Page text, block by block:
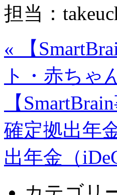
担当：
« 【
ト・赤ちゃ
【
確定拠出年
出年金（